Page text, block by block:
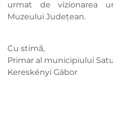
urmat de vizionarea
Muzeului Județean.
Cu stimă,
Primar al municipiului
Kereskényi Gábor